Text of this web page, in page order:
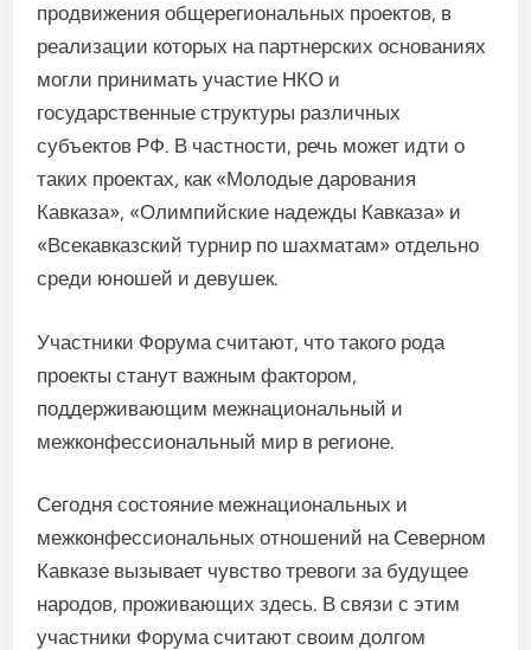
продвижения общерегиональных проектов, в
реализации которых на партнерских основаниях
могли принимать участие НКО и
государственные структуры различных
субъектов РФ. В частности, речь может идти о
таких проектах, как «Молодые дарования
Кавказа», «Олимпийские надежды Кавказа» и
«Всекавказский турнир по шахматам» отдельно
среди юношей и девушек.
Участники Форума считают, что такого рода
проекты станут важным фактором,
поддерживающим межнациональный и
межконфессиональный мир в регионе.
Сегодня состояние межнациональных и
межконфессиональных отношений на Северном
Кавказе вызывает чувство тревоги за будущее
народов, проживающих здесь. В связи с этим
участники Форума считают своим долгом